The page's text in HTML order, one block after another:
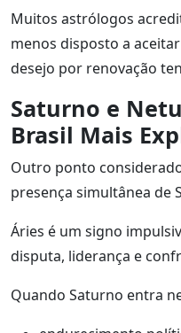
Muitos astrólogos
menos disposto a
desejo por renovação
Saturno e
Brasil Mais
Outro ponto
presença simultânea de
Áries é um signo
disputa, liderança e
Quando Saturno entra